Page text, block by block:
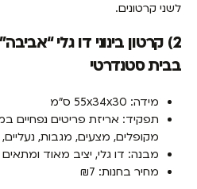
לשני קרטונים.
2) קרטון בינוני דו גלי
בבית סטנדרטי
מידה: 55x34x30 ס"מ
תפקיד: אריזת פריטים נפחיים
מקופלים, מצעים, מגבות,
מבנה: דו גלי, יציב מאוד
מחיר בחנות: ₪7